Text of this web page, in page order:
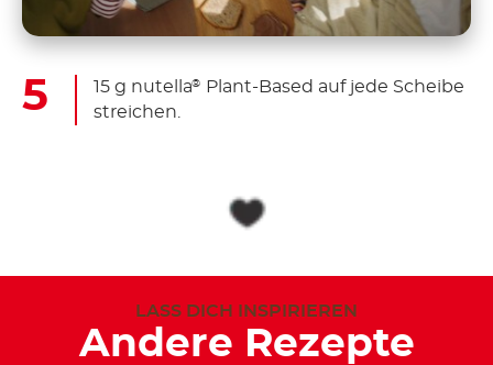
15 g nutella®
Plant-Based auf jede Scheibe
streichen.
LASS DICH INSPIRIEREN
Andere Rezepte